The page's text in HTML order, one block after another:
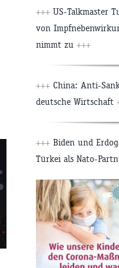
+++ US-Talkmaster
von
nimmt zu +++
+++ China: Anti-
deutsche Wirtschaft
+++ Biden und
Türkei als Nato-